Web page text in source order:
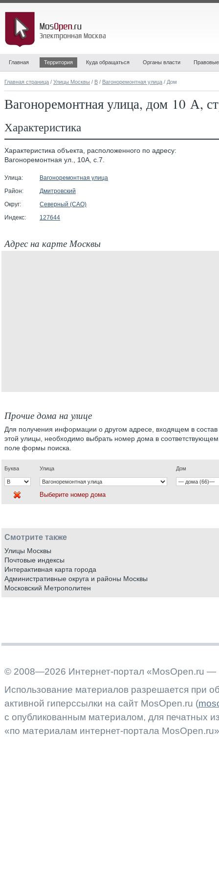
Главная Территория Куда обращаться Органы власти
Главная страница / Улицы Москвы / В / Вагоноремонтная улица / Дом
Вагоноремонтная улица, дом 10 А,
Характеристика
Характеристика объекта, расположенного по адресу:
Вагоноремонтная ул., 10А, с.7.
Улица:
Вагоноремонтная улица
Район:
Дмитровский
Округ:
Северный (САО)
Индекс:
127644
Адрес на карте Москвы
Прочие дома на улице
Для получения информации о другом адресе, входящем в состав
этой улицы, необходимо выбрать номер дома в соответствующем
поле формы поиска.
Буква Улица Дом
Выберите номер дома
Смотрите также
Улицы Москвы
Почтовые индексы
Интерактивная карта города
Административные округа и районы Москвы
Московский Метрополитен
© 2008—2026 Интернет-портал «MosOpen.ru —
Использование материалов разрешается при
активной гиперссылки на сайт MosOpen.ru (
с опубликованным материалом, для печатных
«по материалам интернет-портала